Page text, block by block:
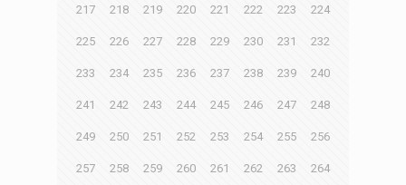
217 218 219 220 221 222 223 224
225 226 227 228 229 230 231 232
233 234 235 236 237 238 239 240
241 242 243 244 245 246 247 248
249 250 251 252 253 254 255 256
257 258 259 260 261 262 263 264